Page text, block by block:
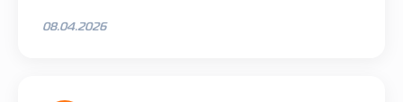
08.04.2026